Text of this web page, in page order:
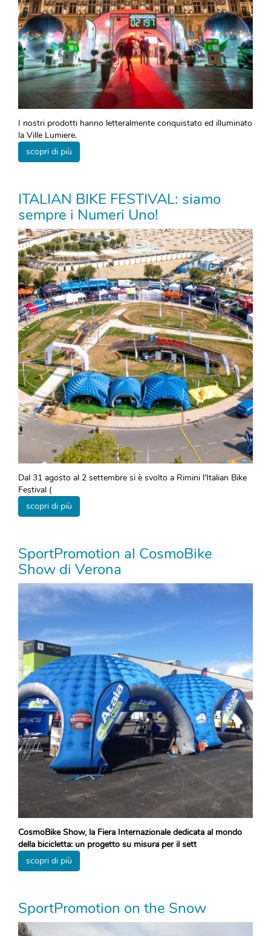
I nostri prodotti hanno letteralmente conquistato ed illuminato
la Ville Lumiere.
scopri di più
ITALIAN BIKE FESTIVAL: siamo
sempre i Numeri Uno!
Dal 31 agosto al 2 settembre si è svolto a Rimini l'Italian Bike
Festival (
scopri di più
SportPromotion al CosmoBike
Show di Verona
CosmoBike Show, la Fiera Internazionale dedicata al mondo
della bicicletta: un progetto su misura per il sett
scopri di più
SportPromotion on the Snow